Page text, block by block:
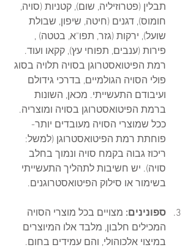
תבלין (פטרוזיליה, שום), קטניות (סויה,
חומוס), דגנים (חיטה, שיפון, שבולת
שועל), ירקות (גזר, תפו"א, בטטה) ,
פירות (ענבים, תפוחי עץ), קקאו ועוד.
רמת הפיטואסטרוגן בסויה תלויה בסוג
פולי הסויה הגולמיים, בדרכי גידולם
ועיבודם התעשייתי. מכאן, השונות
ברמת הפיטואסטרוגן בסויה ומוצריה.
ככל שמוצרי הסויה מעובדים יותר-
פוחתת רמת הפיטואסטרוגן (למשל:
ריכוז גבוה בקמח סויה ונמוך בחלב
סויה). יש חשיבות לתהליך התעשייתי
בשימור או סילוק הפיטואסטרוגנים.
ספונינים: מצויים בכל מוצרי הסויה
המכילים חלבון, מלבד אלו המיוצרים
במיצוי אלכוהולי, והם עמידים בחום.